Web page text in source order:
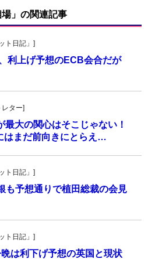
」の関連記事
ト日記」]
利上げ予想のECB会合だが
ター]
大の関心はそこじゃない！
はまだ前向きにとらえ…
ト日記」]
も予想通りで植田総裁の会見
ト日記」]
は利下げ予想の英国と現状